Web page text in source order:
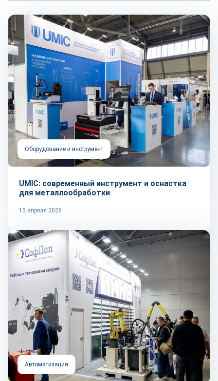
Оборудование и инструмент
UMIC: современный инструмент и оснастка
для металлообработки
15 апреля 2026
Автоматизация